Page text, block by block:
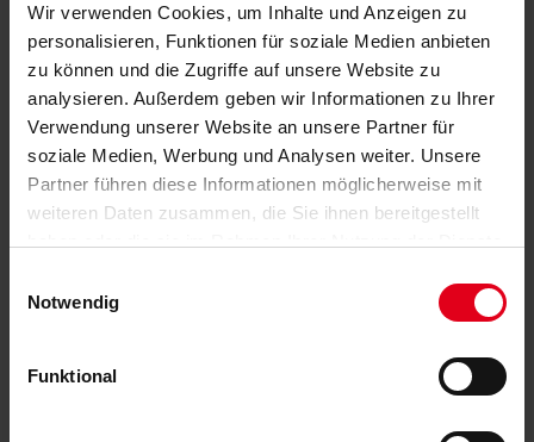
Wir verwenden Cookies, um Inhalte und Anzeigen zu
personalisieren, Funktionen für soziale Medien anbieten
zu können und die Zugriffe auf unsere Website zu
analysieren. Außerdem geben wir Informationen zu Ihrer
Verwendung unserer Website an unsere Partner für
soziale Medien, Werbung und Analysen weiter. Unsere
Partner führen diese Informationen möglicherweise mit
weiteren Daten zusammen, die Sie ihnen bereitgestellt
Notwendig
Funktional